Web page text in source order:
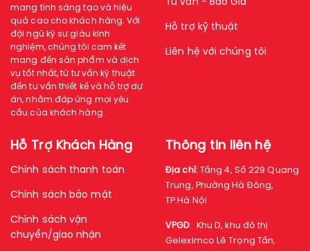
mang tính sáng tạo và hiệu
quả cao cho khách hàng. Với
đội ngũ kỹ sư giàu kinh
nghiệm, chúng tôi cam kết
mang đến sản phẩm và dịch
vụ tốt nhất, từ tư vấn kỹ thuật
đến tư vấn thiết kế và hỗ trợ dự
án, nhằm đáp ứng mọi yêu
cầu của khách hàng.
Tư vấn - Báo Giá
Hỗ trợ kỹ thuật
Liên hệ với chúng tôi
Hỗ Trợ Khách Hàng
Chính sách thanh toán
Chính sách bảo mật
Chính sách vận
chuyển/giao nhận
Thông tin liên hệ
Địa chỉ:Tầng 4, Số 229 Quang
Trung, Phường Hà Đông,
TP.Hà Nội
VPGD:
Khu D, khu đô thị
Geleximco Lê Trọng Tấn,